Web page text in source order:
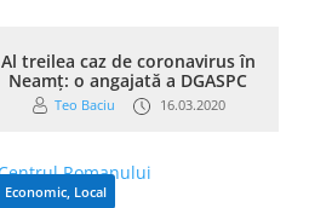
Al treilea caz de coronavirus în
Neamț: o angajată a DGASPC
Teo Baciu 16.03.2020
Economic, Local